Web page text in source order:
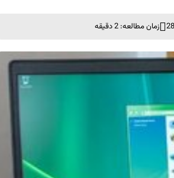
زمان مطالعه: 2 دقیقه